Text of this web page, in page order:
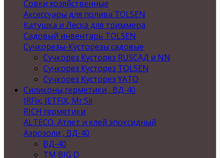
Совки хозяйственные
Аксессуары для полива TOLSEN
Катушка и Леска для триммера
Садовый инвентарь TOLSEN
Сучкорезы-Кусторезы садовые
Сучкорез Кусторез RUSСАД и NN
Сучкорез Кусторез TOLSEN
Сучкорез Кусторез YATO
Силиконы,герметики , ВД-40
IRFix, JETFIX, Mr.Sil
RICH герметики
ALTECO, Атлет и клей эпоксидный
Аэрозоли , ВД-40
ВД-40
TM BIG D